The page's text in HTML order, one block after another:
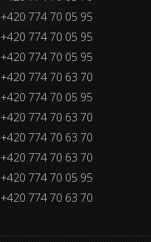
+420 774 70 05 95
+420 774 70 05 95
+420 774 70 05 95
+420 774 70 63 70
+420 774 70 05 95
+420 774 70 63 70
+420 774 70 63 70
+420 774 70 63 70
+420 774 70 05 95
+420 774 70 63 70